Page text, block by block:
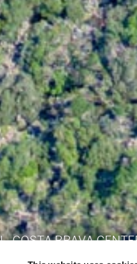
| COSTA BRAVA